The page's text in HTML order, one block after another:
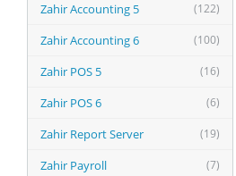
(122)
Zahir Accounting 5
(100)
Zahir Accounting 6
(16)
Zahir POS 5
(6)
Zahir POS 6
(19)
Zahir Report Server
(7)
Zahir Payroll